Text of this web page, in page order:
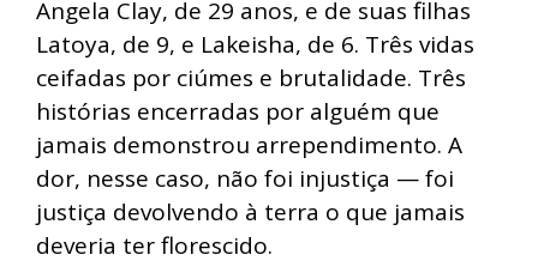
Angela Clay, de 29 anos, e de suas filhas
Latoya, de 9, e Lakeisha, de 6. Três vidas
ceifadas por ciúmes e brutalidade. Três
histórias encerradas por alguém que
jamais demonstrou arrependimento. A
dor, nesse caso, não foi injustiça — foi
justiça devolvendo à terra o que jamais
deveria ter florescido.